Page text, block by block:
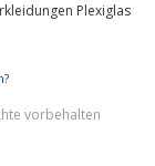
Plexiglas
vorbehalten